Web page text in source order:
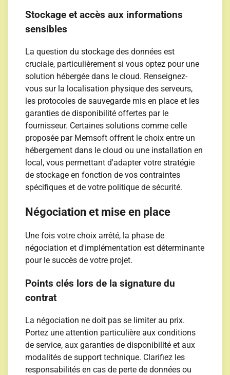
Stockage et accès aux informations
sensibles
La question du stockage des données est
cruciale, particulièrement si vous optez pour une
solution hébergée dans le cloud. Renseignez-
vous sur la localisation physique des serveurs,
les protocoles de sauvegarde mis en place et les
garanties de disponibilité offertes par le
fournisseur. Certaines solutions comme celle
proposée par Memsoft offrent le choix entre un
hébergement dans le cloud ou une installation en
local, vous permettant d'adapter votre stratégie
de stockage en fonction de vos contraintes
spécifiques et de votre politique de sécurité.
Négociation et mise en place
Une fois votre choix arrêté, la phase de
négociation et d'implémentation est déterminante
pour le succès de votre projet.
Points clés lors de la signature du
contrat
La négociation ne doit pas se limiter au prix.
Portez une attention particulière aux conditions
de service, aux garanties de disponibilité et aux
modalités de support technique. Clarifiez les
responsabilités en cas de perte de données ou